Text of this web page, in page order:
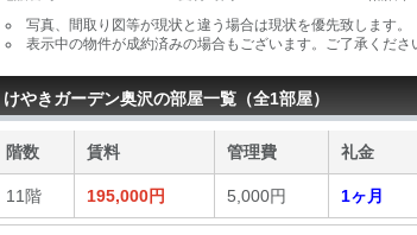
写真、間取り図等が現状と違う場合は現状を優先致します。
表示中の物件が成約済みの場合もございます。ご了承くださ
けやきガーデン奥沢の部屋一覧（全1部屋）
階数 賃料 管理費 礼金
11階 195,000円 5,000円 1ヶ月